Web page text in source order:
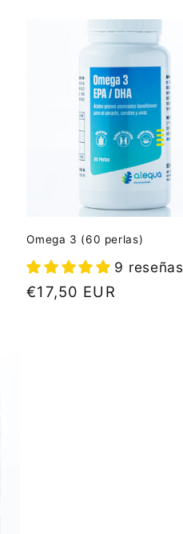
Omega 3 (60 perlas)
9 reseñas
Precio
€17,50 EUR